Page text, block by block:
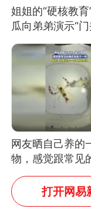
姐姐的“硬核教
瓜向弟弟演示“门
网友：果然言传
教！
网友晒自己养的
物，感觉跟常见
些不一样
打开网易